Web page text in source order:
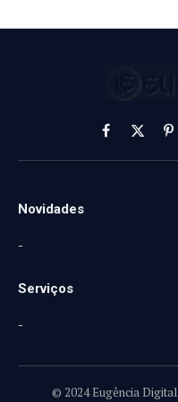
Facebook
X
Novidades
-
Serviços
-
© 2024 Eugência